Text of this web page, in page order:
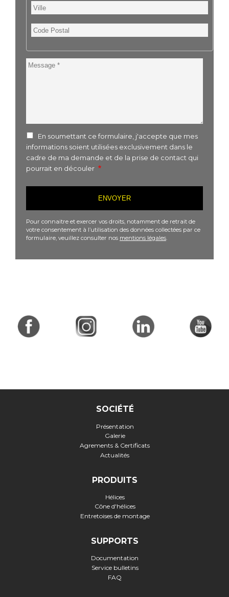
Ville
Code
Postal
Message
En soumettant ce formulaire, j'accepte que mes
informations soient utilisées exclusivement dans le
cadre de ma demande et de la prise de contact qui
pourrait en découler
Pour connaitre et exercer vos droits, notamment de retrait de
votre consentement à l’utilisation des données collectées par ce
formulaire, veuillez consulter nos mentions légales.
SOCIÉTÉ
Présentation
Galerie
Agrements & Certificats
Actualités
PRODUITS
Hélices
Cône d'hélices
Entretoises de montage
SUPPORTS
Documentation
Service bulletins
FAQ